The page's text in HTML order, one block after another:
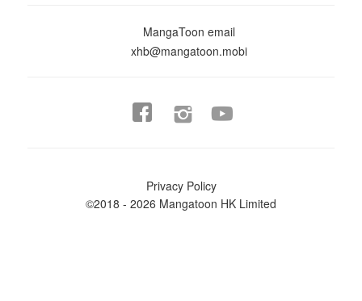
MangaToon email
xhb@mangatoon.mobi
 
Privacy Policy
©2018 - 2026 Mangatoon HK Limited